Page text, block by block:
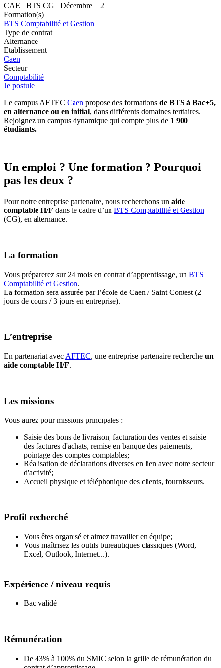
CAE_ BTS CG_ Décembre _ 2
Formation(s)
BTS Comptabilité et Gestion
Type de contrat
Alternance
Etablissement
Caen
Secteur
Comptabilité
Je postule
Le campus AFTEC Caen propose des formations de BTS à Bac+5,
en alternance ou en initial, dans différents domaines tertiaires.
Rejoignez un campus dynamique qui compte plus de 1 900
étudiants.
Un emploi ? Une formation ? Pourquoi
pas les deux ?
Pour notre entreprise partenaire, nous recherchons un aide
comptable H/F dans le cadre d’un BTS Comptabilité et Gestion
(CG), en alternance.
La formation
Vous préparerez sur 24 mois en contrat d’apprentissage, un BTS
Comptabilité et Gestion.
La formation sera assurée par l’école de Caen / Saint Contest (2
jours de cours / 3 jours en entreprise).
L’entreprise
En partenariat avec AFTEC, une entreprise partenaire recherche un
aide comptable H/F.
Les missions
Vous aurez pour missions principales :
Saisie des bons de livraison, facturation des ventes et saisie
des factures d'achats, remise en banque des paiements,
pointage des comptes comptables;
Réalisation de déclarations diverses en lien avec notre secteur
d'activité;
Accueil physique et téléphonique des clients, fournisseurs.
Profil recherché
Vous êtes organisé et aimez travailler en équipe;
Vous maîtrisez les outils bureautiques classiques (Word,
Excel, Outlook, Internet...).
Expérience / niveau requis
Bac validé
Rémunération
De 43% à 100% du SMIC selon la grille de rémunération du